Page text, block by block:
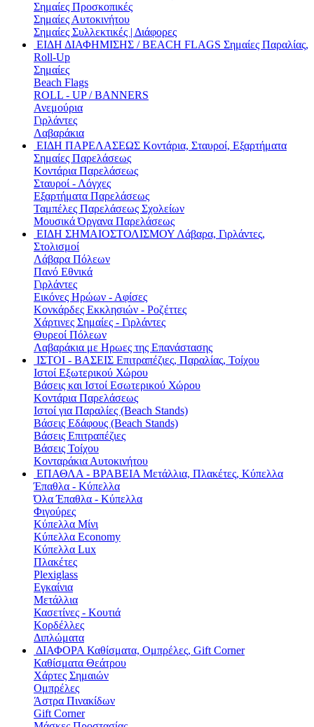
Σημαίες Προσκοπικές
Σημαίες Αυτοκινήτου
Σημαίες Συλλεκτικές | Διάφορες
ΕΙΔΗ ΔΙΑΦΗΜΙΣΗΣ / BEACH FLAGS Σημαίες Παραλίας,
Roll-Up
Σημαίες
Beach Flags
ROLL - UP / BANNERS
Ανεμούρια
Γιρλάντες
Λαβαράκια
ΕΙΔΗ ΠΑΡΕΛΑΣΕΩΣ Κοντάρια, Σταυροί, Εξαρτήματα
Σημαίες Παρελάσεως
Κοντάρια Παρελάσεως
Σταυροί - Λόγχες
Εξαρτήματα Παρελάσεως
Ταμπέλες Παρελάσεως Σχολείων
Μουσικά Όργανα Παρελάσεως
ΕΙΔΗ ΣΗΜΑΙΟΣΤΟΛΙΣΜΟΥ Λάβαρα, Γιρλάντες,
Στολισμοί
Λάβαρα Πόλεων
Πανό Εθνικά
Γιρλάντες
Εικόνες Ηρώων - Αφίσες
Κονκάρδες Εκκλησιών - Ροζέττες
Χάρτινες Σημαίες - Γιρλάντες
Θυρεοί Πόλεων
Λαβαράκια με Ηρωες της Επανάστασης
ΙΣΤΟΙ - ΒΑΣΕΙΣ Επιτραπέζιες, Παραλίας, Τοίχου
Ιστοί Εξωτερικού Χώρου
Βάσεις και Ιστοί Εσωτερικού Χώρου
Κοντάρια Παρελάσεως
Ιστοί για Παραλίες (Beach Stands)
Βάσεις Εδάφους (Beach Stands)
Βάσεις Επιτραπέζιες
Βάσεις Τοίχου
Κονταράκια Αυτοκινήτου
ΕΠΑΘΛΑ - ΒΡΑΒΕΙΑ Μετάλλια, Πλακέτες, Κύπελλα
Έπαθλα - Κύπελλα
Όλα Έπαθλα - Κύπελλα
Φιγούρες
Κύπελλα Μίνι
Κύπελλα Economy
Κύπελλα Lux
Πλακέτες
Plexiglass
Εγκαίνια
Μετάλλια
Κασετίνες - Κουτιά
Κορδέλλες
Διπλώματα
ΔΙΑΦΟΡΑ Καθίσματα, Ομπρέλες, Gift Corner
Καθίσματα Θεάτρου
Χάρτες Σημαιών
Ομπρέλες
Άστρα Πινακίδων
Gift Corner